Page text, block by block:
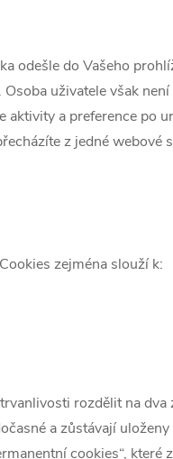
odešle do Vašeho
uživatele však
a preference po
z jedné webové
zejména slouží k:
rozdělit na dva
a zůstávají
cookies“, které